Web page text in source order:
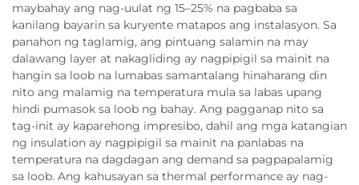
maybahay ang nag-uulat ng 15–25% na pagbaba sa
kanilang bayarin sa kuryente matapos ang instalasyon. Sa
panahon ng taglamig, ang pintuang salamin na may
dalawang layer at nakagliding ay nagpipigil sa mainit na
hangin sa loob na lumabas samantalang hinaharang din
nito ang malamig na temperatura mula sa labas upang
hindi pumasok sa loob ng bahay. Ang pagganap nito sa
tag-init ay kaparehong impresibo, dahil ang mga katangian
ng insulation ay nagpipigil sa mainit na panlabas na
temperatura na dagdagan ang demand sa pagpapalamig
sa loob. Ang kahusayan sa thermal performance ay nag-